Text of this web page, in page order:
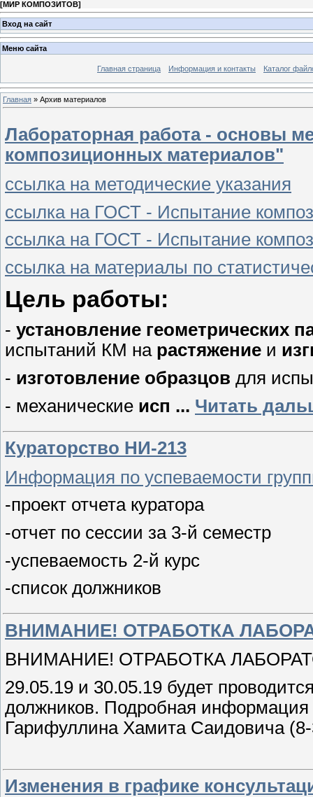
[МИР КОМПОЗИТОВ]
Вход на сайт
Меню сайта
Главная страница Информация и контакты Каталог
Главная » Архив материалов
Лабораторная работа - основы
композиционных материалов"
ссылка на методические указания
ссылка на ГОСТ - Испытание
ссылка на ГОСТ - Испытание
ссылка на материалы по
Цель работы:
- установление геометрических
испытаний КМ на растяжение и
- изготовление образцов для
- механические исп ... Читать
Кураторство НИ-213
Информация по успеваемости
-проект отчета куратора
-отчет по сессии за 3-й семестр
-успеваемость 2-й курс
-список должников
ВНИМАНИЕ! ОТРАБОТКА
ВНИМАНИЕ! ОТРАБОТКА
29.05.19 и 30.05.19 будет
должников. Подробная информация
Гарифуллина Хамита Саидовича
Изменения в графике